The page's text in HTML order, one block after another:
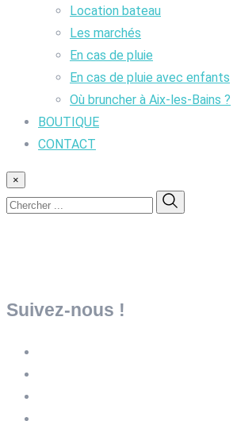
Location bateau
Les marchés
En cas de pluie
En cas de pluie avec enfants
Où bruncher à Aix-les-Bains ?
BOUTIQUE
CONTACT
×
Suivez-nous !